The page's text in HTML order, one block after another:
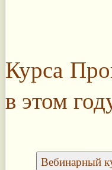
Курса
в этом
Вебинарный